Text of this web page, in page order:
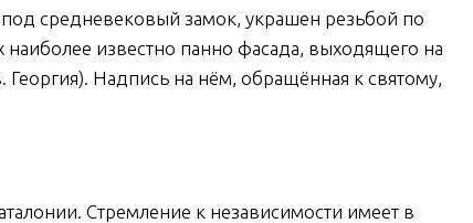
средневековый замок, украшен резьбой по
известно панно фасада, выходящего на
Надпись на нём, обращённая к святому,
Стремление к независимости имеет в